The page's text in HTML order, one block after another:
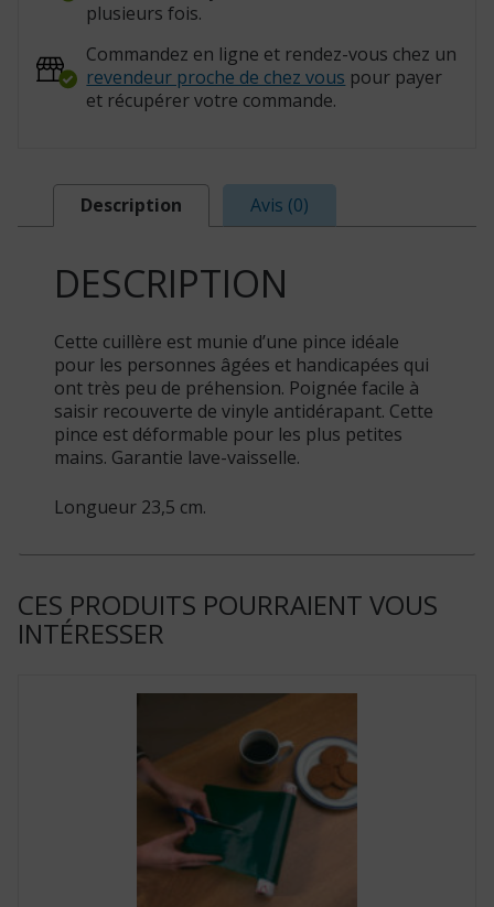
plusieurs fois.
Commandez en ligne et rendez-vous chez un
revendeur proche de chez vous pour payer
et récupérer votre commande.
Description Avis (0)
DESCRIPTION
Cette cuillère est munie d’une pince idéale
pour les personnes âgées et handicapées qui
ont très peu de préhension. Poignée facile à
saisir recouverte de vinyle antidérapant. Cette
pince est déformable pour les plus petites
mains. Garantie lave-vaisselle.
Longueur 23,5 cm.
CES PRODUITS POURRAIENT VOUS
INTÉRESSER